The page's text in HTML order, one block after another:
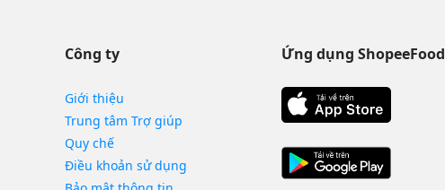
Công ty
Giới thiệu
Trung tâm Trợ giúp
Quy chế
Điều khoản sử dụng
Ứng dụng ShopeeFood